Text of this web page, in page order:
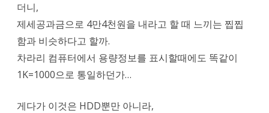
더니,
제세공과금으로 4만4천원을 내라고 할 때 느끼는 찝찝
함과 비슷하다고 할까.
차라리 컴퓨터에서 용량정보를 표시할때에도 똑같이
1K=1000으로 통일하던가…
게다가 이것은 HDD뿐만 아니라,